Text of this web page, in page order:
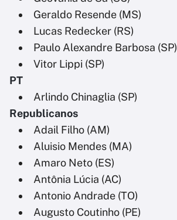
Geraldo Resende (MS)
Lucas Redecker (RS)
Paulo Alexandre Barbosa (SP)
Vitor Lippi (SP)
PT
Arlindo Chinaglia (SP)
Republicanos
Adail Filho (AM)
Aluisio Mendes (MA)
Amaro Neto (ES)
Antônia Lúcia (AC)
Antonio Andrade (TO)
Augusto Coutinho (PE)